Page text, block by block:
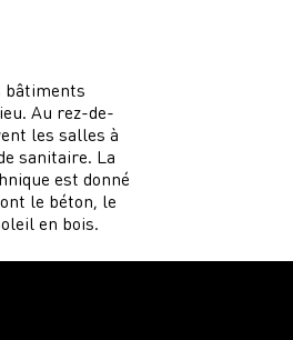
bâtiments
Au rez-de-
les salles à
sanitaire. La
est donné
le béton, le
en bois.